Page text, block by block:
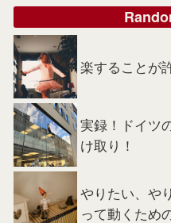
楽することが
実録！ドイツ
け取り！
やりたい、や
って動くため